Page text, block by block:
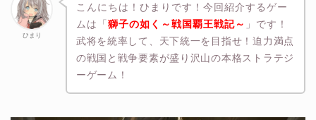
ひまり
こんにちは！ひまりです！今回紹介するゲー
ムは「 獅子の如く～戦国覇王戦記～ 」です！
武将を統率して、天下統一を目指せ！迫力満点
の戦国と戦争要素が盛り沢山の本格ストラテジ
ーゲーム！